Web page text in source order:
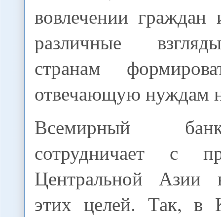
вовлечении
различные
странам
отвечающую нуждам
Всемирный
сотрудничает с
Центральной Азии
этих целей. Так, в